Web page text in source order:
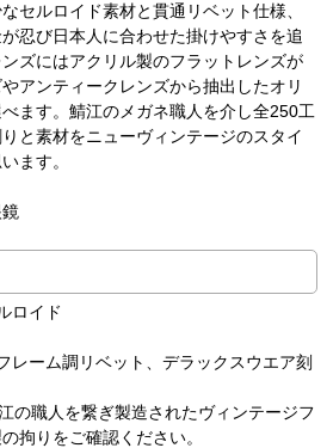
セルロイド素材と貫通リベット仕様、
忍び日本人に合わせた掛けやすさを追
ズにはアクリル製のフラットレンズが
アンティークレンズから抽出したオリ
ます。鯖江のメガネ職人を介し全250工
と素材をニューヴィンテージのスタイ
ます。
ロイド
レーム調リベット、デラックスウエア刻
の職人を繋ぎ製造されたヴィンテージフ
拘りをご確認ください。